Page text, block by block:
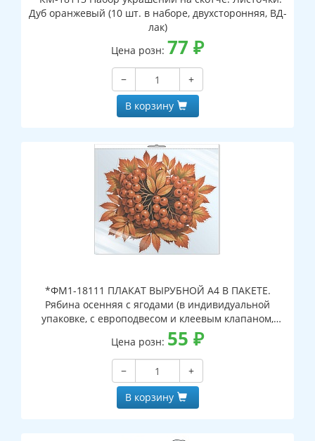
Дуб оранжевый (10 шт. в наборе, двухсторонняя, ВД-
лак)
Цена розн: 77 ₽
−
+
В корзину
*ФМ1-18111 ПЛАКАТ ВЫРУБНОЙ А4 В ПАКЕТЕ.
Рябина осенняя с ягодами (в индивидуальной
упаковке, с европодвесом и клеевым клапаном,
двухсторонний, ВД-лак)
Цена розн: 55 ₽
−
+
В корзину